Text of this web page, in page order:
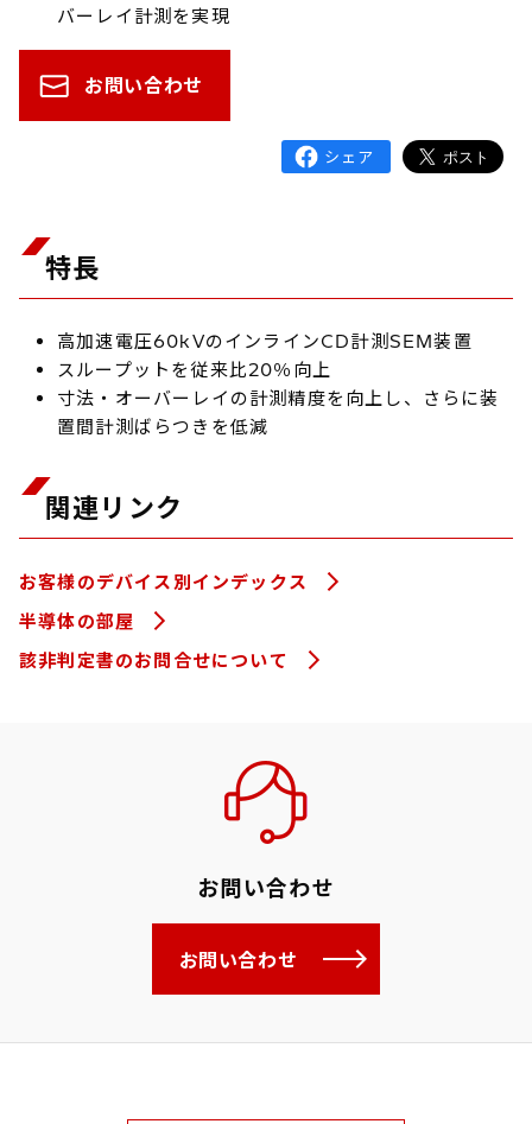
バーレイ計測を実現
お問い合わせ
特長
高加速電圧60kVのインラインCD計測SEM装置
スループットを従来比20％向上
寸法・オーバーレイの計測精度を向上し、さらに装
置間計測ばらつきを低減
関連リンク
お客様のデバイス別インデックス
半導体の部屋
該非判定書のお問合せについて
お問い合わせ
お問い合わせ